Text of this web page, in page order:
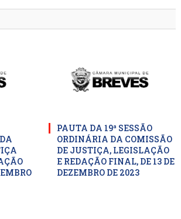
PAUTA DA 19ª SESSÃO
ORDINÁRIA DA COMISSÃO
DE JUSTIÇA, LEGISLAÇÃO
E REDAÇÃO FINAL, DE 13 DE
DEZEMBRO DE 2023